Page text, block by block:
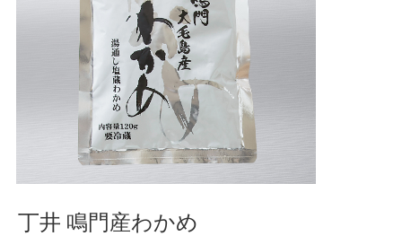
丁井 鳴門産わかめ